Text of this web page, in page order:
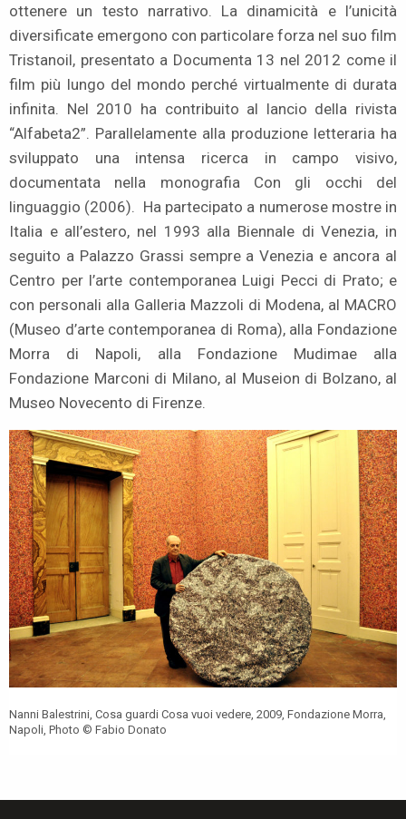
ottenere un testo narrativo. La dinamicità e l’unicità
diversificate emergono con particolare forza nel suo film
Tristanoil, presentato a Documenta 13 nel 2012 come il
film più lungo del mondo perché virtualmente di durata
infinita. Nel 2010 ha contribuito al lancio della rivista
“Alfabeta2”. Parallelamente alla produzione letteraria ha
sviluppato una intensa ricerca in campo visivo,
documentata nella monografia Con gli occhi del
linguaggio (2006). Ha partecipato a numerose mostre in
Italia e all’estero, nel 1993 alla Biennale di Venezia, in
seguito a Palazzo Grassi sempre a Venezia e ancora al
Centro per l’arte contemporanea Luigi Pecci di Prato; e
con personali alla Galleria Mazzoli di Modena, al MACRO
(Museo d’arte contemporanea di Roma), alla Fondazione
Morra di Napoli, alla Fondazione Mudimae alla
Fondazione Marconi di Milano, al Museion di Bolzano, al
Museo Novecento di Firenze.
Nanni Balestrini, Cosa guardi Cosa vuoi vedere, 2009, Fondazione Morra,
Napoli, Photo © Fabio Donato